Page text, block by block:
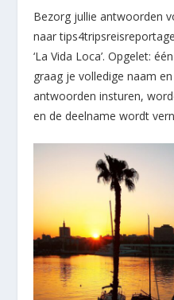
Bezorg jullie antwoorden
naar
‘La Vida Loca’. Opgelet:
graag je volledige naam
antwoorden insturen,
en de deelname wordt